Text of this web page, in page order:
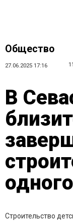
Общество
27.06.2025 17:16
В
Строительство